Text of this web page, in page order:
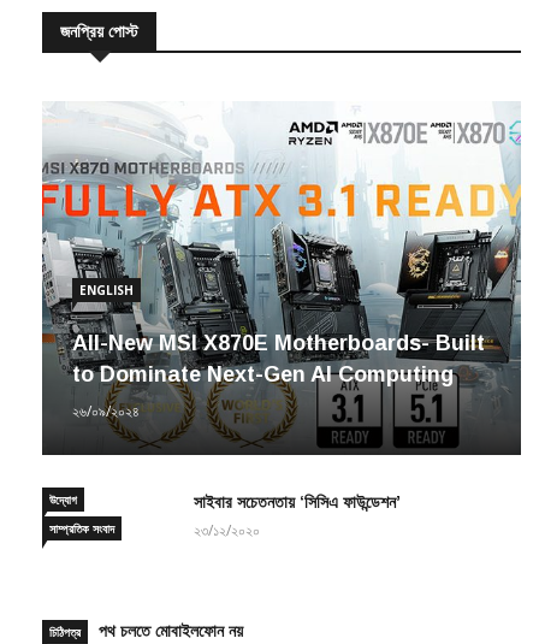
জনপ্রিয় পোস্ট
ENGLISH
All-New MSI X870E Motherboards- Built
to Dominate Next-Gen AI Computing
২৬/০৯/২০২৪
উদ্যোগ
সাইবার সচেতনতায় ‘সিসিএ ফাউন্ডেশন’